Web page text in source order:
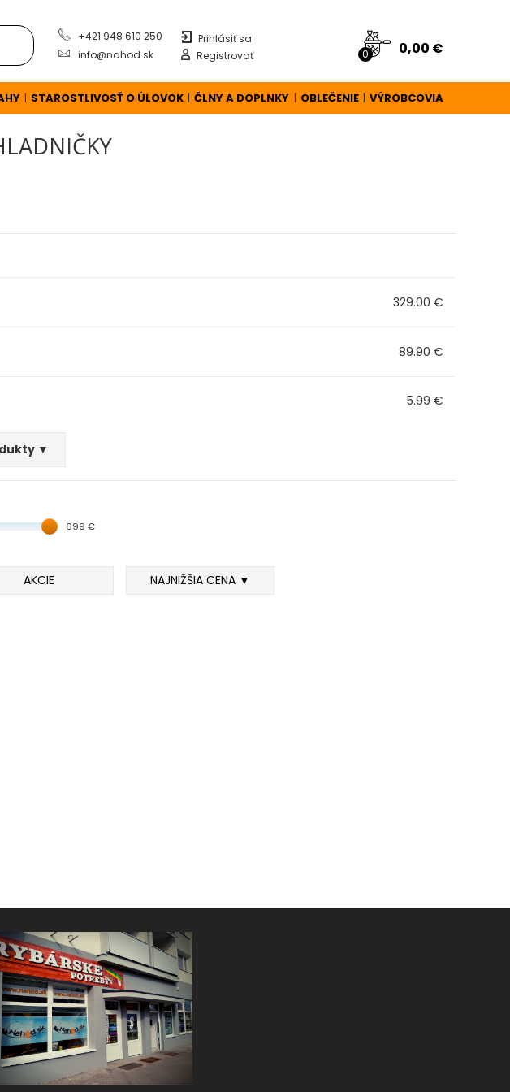
+421 948 610 250
info@nahod.sk
Prihlásiť sa
Registrovať
0 0,00 €
| STAROSTLIVOSŤ O ÚLOVOK | ČLNY A DOPLNKY | OBLEČENIE | VÝROBCOVIA
329.00 €
89.90 €
5.99 €
▼
699 €
AKCIE NAJNIŽŠIA CENA ▼